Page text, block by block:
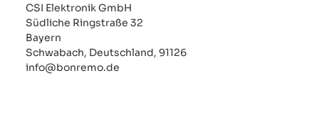
CSI Elektronik GmbH
Südliche Ringstraße 32
Bayern
Schwabach, Deutschland, 91126
info@bonremo.de